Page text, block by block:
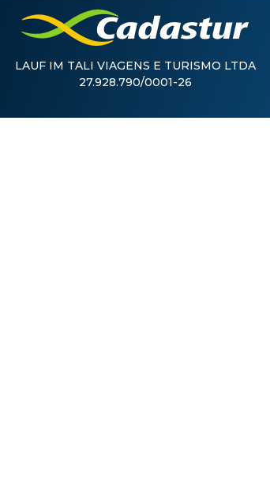
LAUF IM TALI VIAGENS E TURISMO LTDA
27.928.790/0001-26